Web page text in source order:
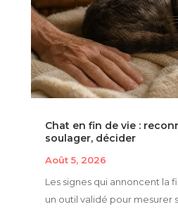
Chat en fin de vie :
soulager, décider
Août 5, 2026
Les signes qui annoncent la
un outil validé pour mesurer